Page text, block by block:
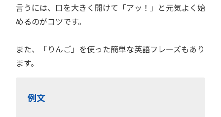
言うには、口を大きく開けて「アッ！」と元気よく始
めるのがコツです。
また、「りんご」を使った簡単な英語フレーズもあり
ます。
例文